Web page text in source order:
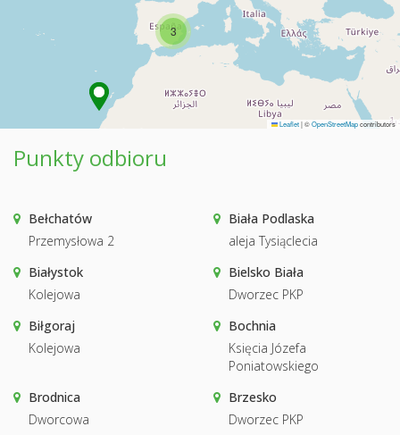
3
Leaflet|©OpenStreetMapcontributors
Punkty odbioru
Bełchatów
Przemysłowa 2
Biała Podlaska
aleja Tysiąclecia
Białystok
Kolejowa
Bielsko Biała
Dworzec PKP
Biłgoraj
Kolejowa
Bochnia
Księcia Józefa
Poniatowskiego
Brodnica
Dworcowa
Brzesko
Dworzec PKP